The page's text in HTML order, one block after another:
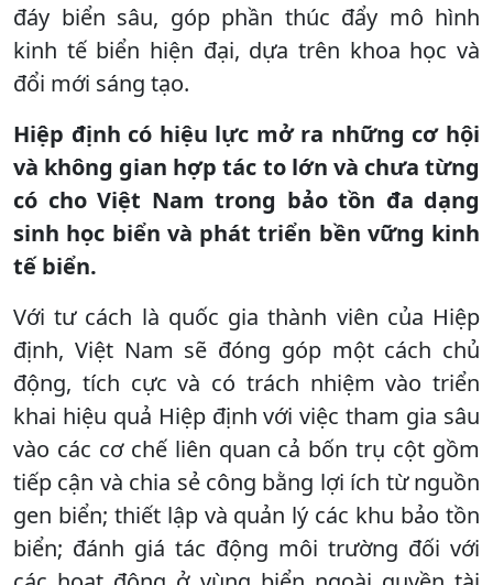
đáy biển sâu, góp phần thúc đẩy mô hình
kinh tế biển hiện đại, dựa trên khoa học và
đổi mới sáng tạo.
Hiệp định có hiệu lực mở ra những cơ hội
và không gian hợp tác to lớn và chưa từng
có cho Việt Nam trong bảo tồn đa dạng
sinh học biển và phát triển bền vững kinh
tế biển.
Với tư cách là quốc gia thành viên của Hiệp
định, Việt Nam sẽ đóng góp một cách chủ
động, tích cực và có trách nhiệm vào triển
khai hiệu quả Hiệp định với việc tham gia sâu
vào các cơ chế liên quan cả bốn trụ cột gồm
tiếp cận và chia sẻ công bằng lợi ích từ nguồn
gen biển; thiết lập và quản lý các khu bảo tồn
biển; đánh giá tác động môi trường đối với